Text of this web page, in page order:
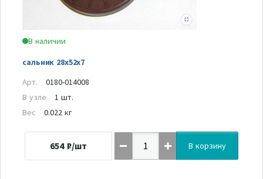
В наличии
сальник 28х52х7
Арт.
0180-014008
В узле
1 шт.
Вес
0.022 кг
654 ₽/шт В корзину